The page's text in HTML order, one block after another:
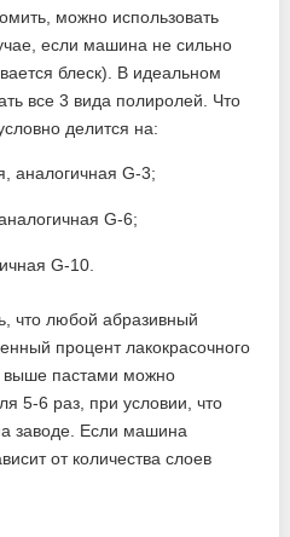
можно использовать
если машина не сильно
блеск). В идеальном
все 3 вида полиролей. Что
делится на:
аналогичная G-3;
G-6;
G-10.
что любой абразивный
процент лакокрасочного
пастами можно
5-6 раз, при условии, что
заводе. Если машина
от количества слоев